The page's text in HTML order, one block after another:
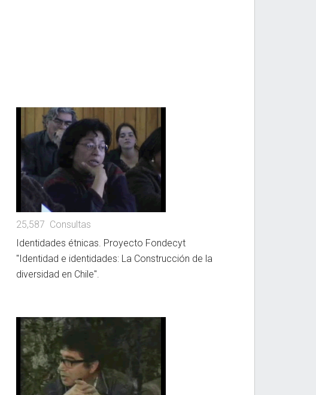
25,587 Consultas
Identidades étnicas. Proyecto Fondecyt
"Identidad e identidades: La Construcción de la
diversidad en Chile".